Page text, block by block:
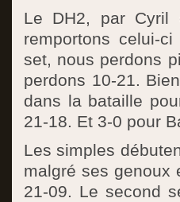
Le DH2, par Cyril
remportons celui-
set, nous perdons
perdons 10-21.
dans la bataille
21-18. Et 3-0 pour
Les simples
malgré ses genoux
21-09. Le second